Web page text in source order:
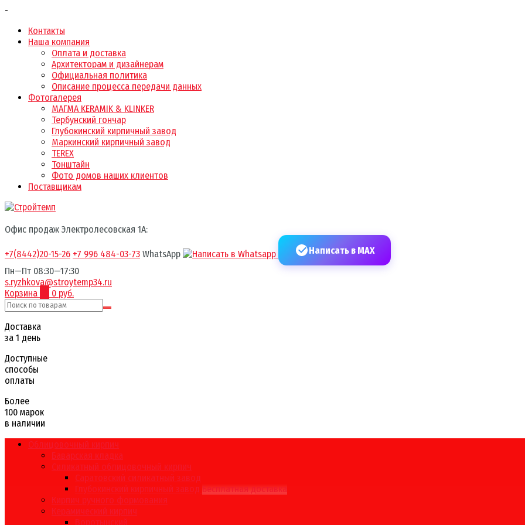
-
Контакты
Наша компания
Оплата и доставка
Архитекторам и дизайнерам
Официальная политика
Описание процесса передачи данных
Фотогалерея
МАГМА KERAMIK & KLINKER
Тербунский гончар
Глубокинский кирпичный завод
Маркинский кирпичный завод
TEREX
Тонштайн
Фото домов наших клиентов
Поставщикам
Офис продаж Электролесовская 1А:
+7(8442)20-15-26 +7 996 484-03-73 WhatsApp
Написать в MAX
Пн—Пт 08:30—17:30
s.ryzhkova@stroytemp34.ru
Корзина
0 руб.
Доставка
за 1 день
Доступные
способы
оплаты
Более
100 марок
в наличии
Облицовочный кирпич
Баварская кладка
Силикатный облицовочный кирпич
Саратовский силикатный завод
Глубокинский кирпичный завод Бесплатная доставка
Кирпич ручного формования
Керамический кирпич
Воротынский